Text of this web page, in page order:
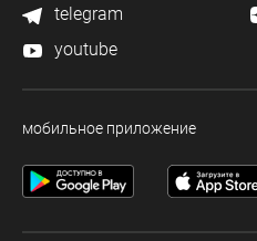
telegram
youtube
мобильное приложение